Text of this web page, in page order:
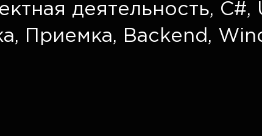
деятельность, C#,
, Приемка, Backend ,